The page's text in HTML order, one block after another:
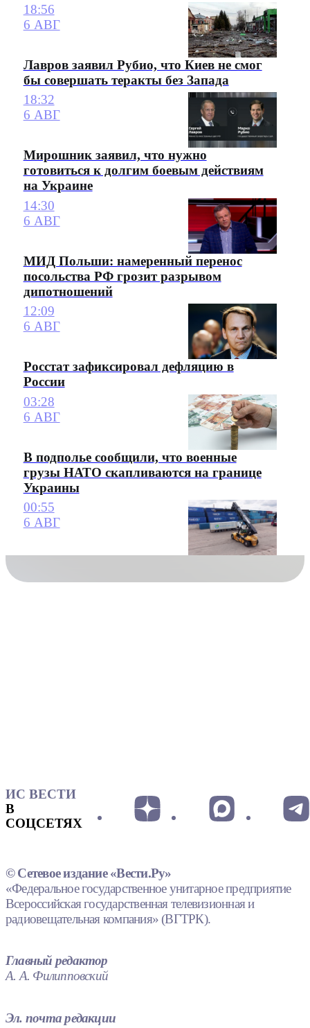
18:56
6 АВГ
Лавров заявил Рубио, что Киев не смог
бы совершать теракты без Запада
18:32
6 АВГ
Мирошник заявил, что нужно
готовиться к долгим боевым действиям
на Украине
14:30
6 АВГ
МИД Польши: намеренный перенос
посольства РФ грозит разрывом
дипотношений
12:09
6 АВГ
Росстат зафиксировал дефляцию в
России
03:28
6 АВГ
В подполье сообщили, что военные
грузы НАТО скапливаются на границе
Украины
00:55
6 АВГ
ИС ВЕСТИ
В
СОЦСЕТЯХ
© Сетевое издание «Вести.Ру»
«Федеральное государственное унитарное предприятие
Всероссийская государственная телевизионная и
радиовещательная компания» (ВГТРК).
Главный редактор
А. А. Филипповский
Эл. почта редакции